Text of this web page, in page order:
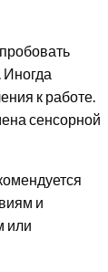
Иногда
к работе.
сенсорной
и
или